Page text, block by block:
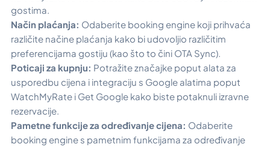
gostima.
Način plaćanja: Odaberite booking engine koji prihvaća
različite načine plaćanja kako bi udovoljio različitim
preferencijama gostiju (kao što to čini OTA Sync).
Poticaji za kupnju: Potražite značajke poput alata za
usporedbu cijena i integraciju s Google alatima poput
WatchMyRate i Get Google kako biste potaknuli izravne
rezervacije.
Pametne funkcije za određivanje cijena: Odaberite
booking engine s pametnim funkcijama za određivanje